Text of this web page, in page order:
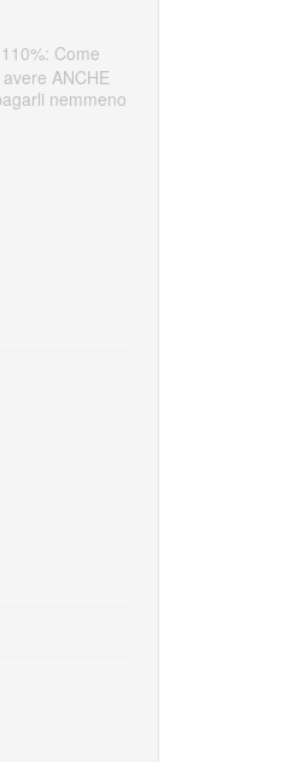
Come
ANCHE
nemmeno